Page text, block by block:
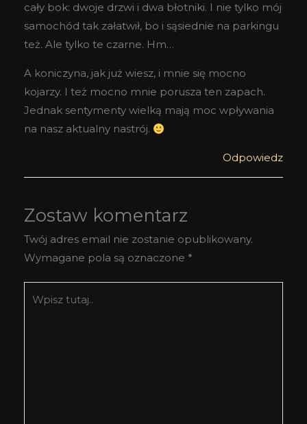
cały bok: dwoje drzwi i dwa błotniki. I nie tylko mój
samochód tak załatwił, bo i sąsiednie na parkingu
też. Ale tylko te czarne. Hm…
A koniczyna, jak już wiesz, i mnie się mocno
kojarzy. I też mocno mnie porusza ten zapach.
Jednak sentymenty wielką mają moc wpływania
na nasz aktualny nastrój.
Odpowiedz
Zostaw komentarz
Twój adres email nie zostanie opublikowany.
Wymagane pola są oznaczone *
tutaj..